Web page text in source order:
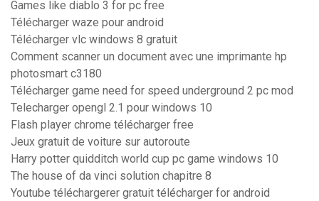
Games like diablo 3 for pc free
Télécharger waze pour android
Télécharger vlc windows 8 gratuit
Comment scanner un document avec une imprimante hp
photosmart c3180
Télécharger game need for speed underground 2 pc mod
Telecharger opengl 2.1 pour windows 10
Flash player chrome télécharger free
Jeux gratuit de voiture sur autoroute
Harry potter quidditch world cup pc game windows 10
The house of da vinci solution chapitre 8
Youtube téléchargerer gratuit télécharger for android